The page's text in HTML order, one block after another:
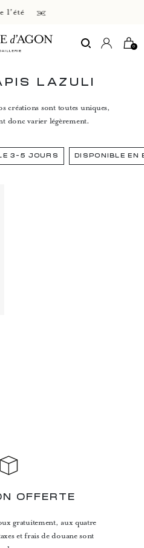
0
LAZULI
créations sont toutes uniques,
donc varier légèrement.
3-5 JOURS DISPONIBLE EN
OFFERTE
gratuitement, aux quatre
et frais de douane sont